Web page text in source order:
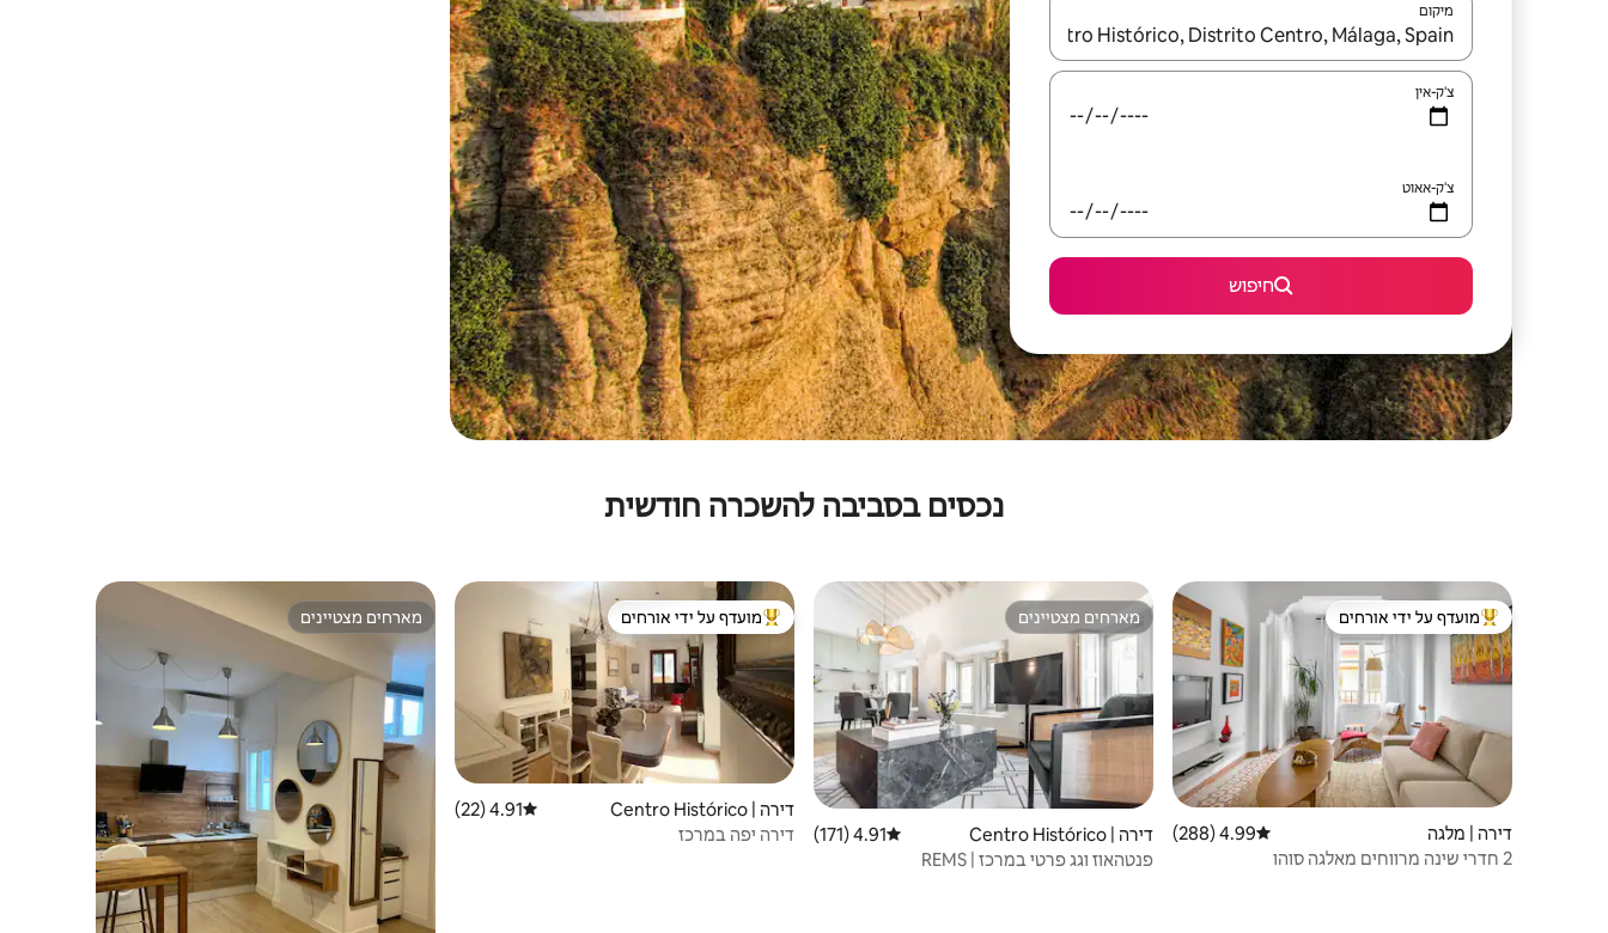
מיקום
כאשר התוצאות יהיו זמינות, יש לנווט עם מקשי החיצים למעלה ולמטה או לעיין בעזרת תנועות מגע או החלקה.
צ'ק-אין
צ'ק-אאוט
חיפוש
נכסים בסביבה להשכרה חודשית
מוביל בקרב נכסים מועדפים על ידי אורחים
מועדף על ידי אורחים
דירה | מלגה דירוג ממוצע של 4.99 מתוך 5, 288 ביקורות
4.99 (288)
2 חדרי שינה מרווחים מאלגה סוהו
מארחים מצטיינים
מארחים מצטיינים
דירה | Centro Histórico דירוג ממוצע של 4.91 מתוך 5, 171 ביקורות
4.91 (171)
פנטהאוז וגג פרטי במרכז | REMS
מוביל בקרב נכסים מועדפים על ידי אורחים
מועדף על ידי אורחים
דירה | Centro Histórico דירוג ממוצע של 4.91 מתוך 5, 22 ביקורות
4.91 (22)
דירה יפה במרכז
מארחים מצטיינים
מארחים מצטיינים